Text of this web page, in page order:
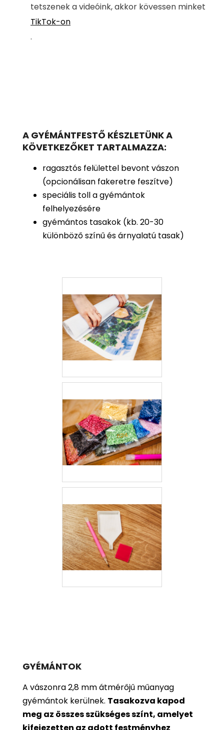
tetszenek a videóink, akkor kövessen minket
TikTok-on
.
A GYÉMÁNTFESTŐ KÉSZLETÜNK A
KÖVETKEZŐKET TARTALMAZZA:
ragasztós felülettel bevont vászon
(opcionálisan fakeretre feszítve)
speciális toll a gyémántok
felhelyezésére
gyémántos tasakok (kb. 20-30
különböző színű és árnyalatú tasak)
GYÉMÁNTOK
A vászonra 2,8 mm átmérőjű műanyag
gyémántok kerülnek. Tasakozva kapod
meg az összes szükséges színt, amelyet
kifejezetten az adott festményhez